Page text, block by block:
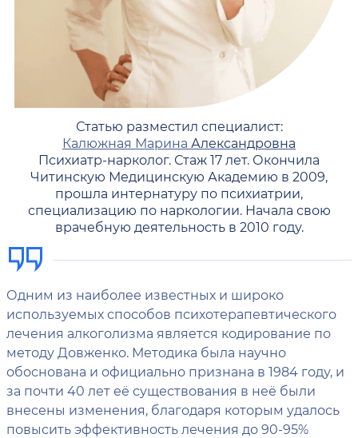
Статью разместил специалист:
Калюжная Марина Александровна
Психиатр-нарколог. Стаж 17 лет. Окончила
Читинскую Медицинскую Академию в 2009,
прошла интернатуру по психиатрии,
специализацию по наркологии. Начала свою
врачебную деятельность в 2010 году.
Одним из наиболее известных и широко
используемых способов психотерапевтического
лечения алкоголизма является кодирование по
методу Довженко. Методика была научно
обоснована и официально признана в 1984 году, и
за почти 40 лет её существования в неё были
внесены изменения, благодаря которым удалось
повысить эффективность лечения до 90-95%